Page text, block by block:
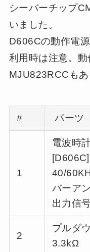
シーバーチップ
いました。
D606Cの動作電
利用時は注意。
MJU823RCCもあ
# パーツ
1
電波時
[D606C]
40/
バーア
出力信
2
プルダ
3.3kΩ